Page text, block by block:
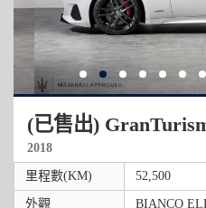
(已售出)
2018
里程數(KM) 52,500
外觀 BIANCO